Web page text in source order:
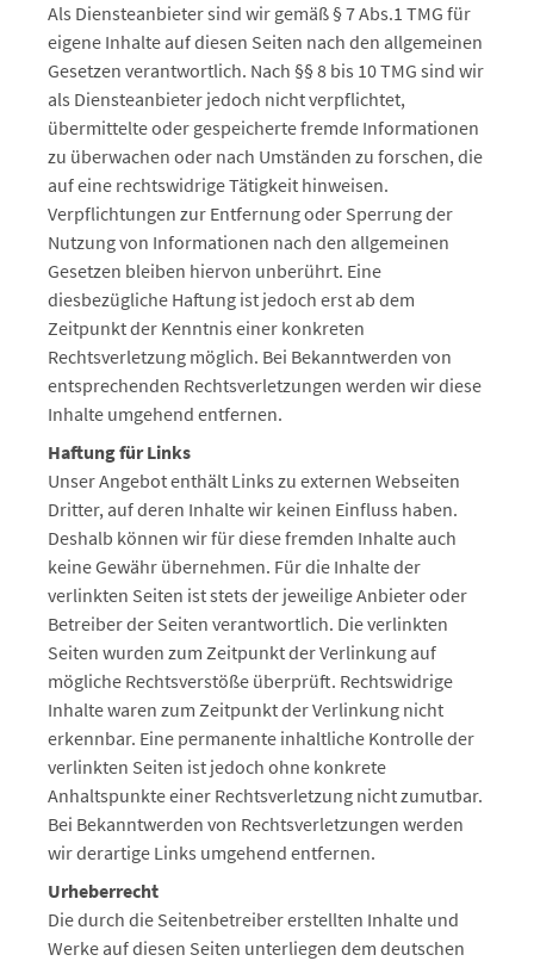
Als Diensteanbieter sind wir gemäß § 7 Abs.1 TMG für
eigene Inhalte auf diesen Seiten nach den allgemeinen
Gesetzen verantwortlich. Nach §§ 8 bis 10 TMG sind wir
als Diensteanbieter jedoch nicht verpflichtet,
übermittelte oder gespeicherte fremde Informationen
zu überwachen oder nach Umständen zu forschen, die
auf eine rechtswidrige Tätigkeit hinweisen.
Verpflichtungen zur Entfernung oder Sperrung der
Nutzung von Informationen nach den allgemeinen
Gesetzen bleiben hiervon unberührt. Eine
diesbezügliche Haftung ist jedoch erst ab dem
Zeitpunkt der Kenntnis einer konkreten
Rechtsverletzung möglich. Bei Bekanntwerden von
entsprechenden Rechtsverletzungen werden wir diese
Inhalte umgehend entfernen.
Haftung für Links
Unser Angebot enthält Links zu externen Webseiten
Dritter, auf deren Inhalte wir keinen Einfluss haben.
Deshalb können wir für diese fremden Inhalte auch
keine Gewähr übernehmen. Für die Inhalte der
verlinkten Seiten ist stets der jeweilige Anbieter oder
Betreiber der Seiten verantwortlich. Die verlinkten
Seiten wurden zum Zeitpunkt der Verlinkung auf
mögliche Rechtsverstöße überprüft. Rechtswidrige
Inhalte waren zum Zeitpunkt der Verlinkung nicht
erkennbar. Eine permanente inhaltliche Kontrolle der
verlinkten Seiten ist jedoch ohne konkrete
Anhaltspunkte einer Rechtsverletzung nicht zumutbar.
Bei Bekanntwerden von Rechtsverletzungen werden
wir derartige Links umgehend entfernen.
Urheberrecht
Die durch die Seitenbetreiber erstellten Inhalte und
Werke auf diesen Seiten unterliegen dem deutschen